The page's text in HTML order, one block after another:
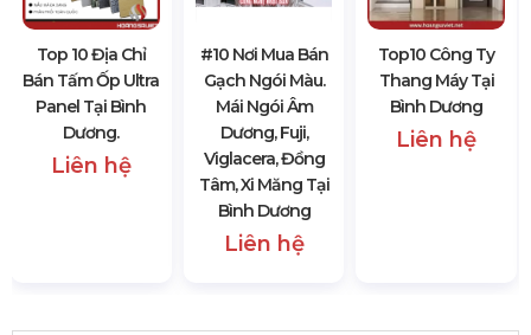
Top 10 Địa Chỉ
Bán Tấm Ốp Ultra
Panel Tại Bình
Dương.
Liên hệ
#10 Nơi Mua Bán
Gạch Ngói Màu.
Mái Ngói Âm
Dương, Fuji,
Viglacera, Đồng
Tâm, Xi Măng Tại
Bình Dương
Liên hệ
Top10 Công Ty
Thang Máy Tại
Bình Dương
Liên hệ